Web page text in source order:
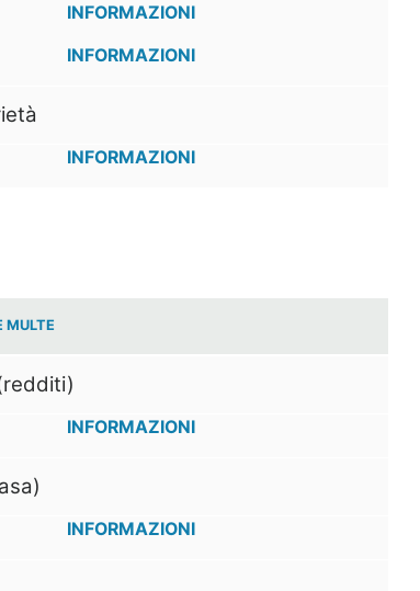
INFORMAZIONI
INFORMAZIONI
INFORMAZIONI
MULTE
INFORMAZIONI
INFORMAZIONI